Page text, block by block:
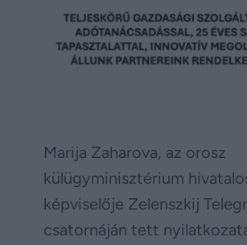
Marija Zaharova, az orosz
külügyminisztérium
képviselője Zelenszkij
csatornáján tett